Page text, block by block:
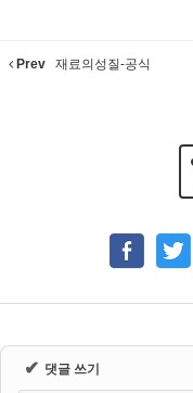
Prev 재료의성질-공식
✔ 댓글 쓰기